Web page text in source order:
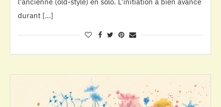
durant […]